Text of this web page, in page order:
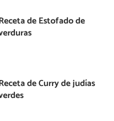
de Estofado de
de Curry de judías